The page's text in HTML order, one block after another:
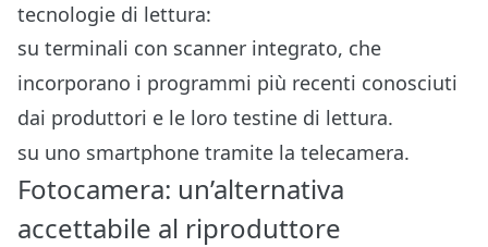
tecnologie di lettura:
su terminali con scanner integrato, che
incorporano i programmi più recenti conosciuti
dai produttori e le loro testine di lettura.
su uno smartphone tramite la telecamera.
Fotocamera: un’alternativa
accettabile al riproduttore